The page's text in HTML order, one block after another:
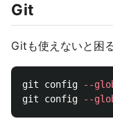
Git
Gitも使えないと困
git config --
git config
--